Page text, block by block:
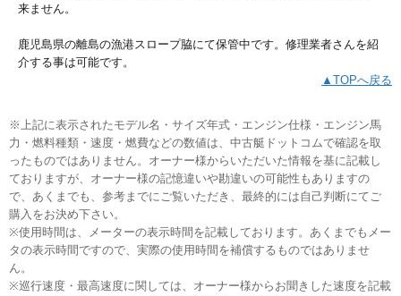
来ません。
鹿児島県の離島の漁港スロープ脇にて保管中です。修理業者さんを紹
介する事は可能です。
▲TOPへ戻る
※上記に表示されたモデル名・サイズ年式・エンジン仕様・エンジン馬
力・燃料種類・速度・燃費などの数値は、中古艇ドットコムで確認を取
ったものではありません。オーナー様からいただいた情報を基に記載し
ておりますが、オーナー様の記憶違いや勘違いの可能性もありますの
で、あくまでも、参考までにご覧いただき、最終的には自己判断にてご
購入をお決め下さい。
※使用時間は、メーターの表示時間を記載しております。あくまでもメー
タの表示時間ですので、実際の使用時間を補償するものではありませ
ん。
※巡行速度・最高速度に関しては、オーナー様からお聞きした速度を記載